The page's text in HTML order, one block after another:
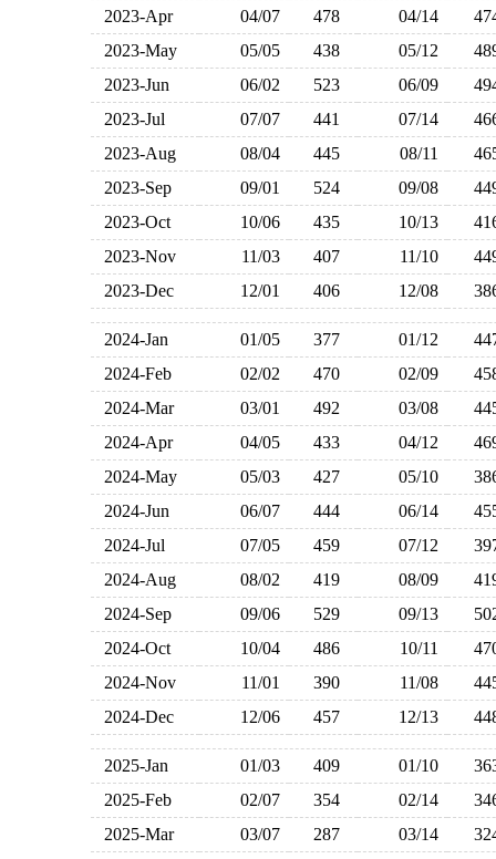
2023-Apr
04/07 478 04/14
2023-May
05/05 438 05/12
2023-Jun
06/02 523 06/09
2023-Jul
07/07 441 07/14
2023-Aug
08/04 445 08/11
2023-Sep
09/01 524 09/08
2023-Oct
10/06 435 10/13
2023-Nov
11/03 407 11/10
2023-Dec
12/01 406 12/08
2024-Jan 01/05 377 01/12
2024-Feb
02/02 470 02/09
2024-Mar
03/01 492 03/08
2024-Apr
04/05 433 04/12
2024-May
05/03 427 05/10
2024-Jun
06/07 444 06/14
2024-Jul
07/05 459 07/12
2024-Aug
08/02 419 08/09
2024-Sep
09/06 529 09/13
2024-Oct
10/04 486 10/11
2024-Nov
11/01 390 11/08
2024-Dec
12/06 457 12/13
2025-Jan 01/03 409 01/10
2025-Feb
02/07 354 02/14
2025-Mar
03/07 287 03/14